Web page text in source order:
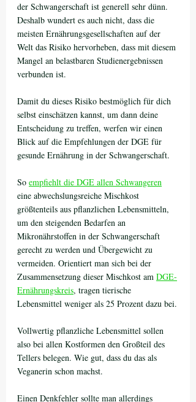
der Schwangerschaft ist generell sehr dünn.
Deshalb wundert es auch nicht, dass die
meisten Ernährungsgesellschaften auf der
Welt das Risiko hervorheben, dass mit diesem
Mangel an belastbaren Studienergebnissen
verbunden ist.
Damit du dieses Risiko bestmöglich für dich
selbst einschätzen kannst, um dann deine
Entscheidung zu treffen, werfen wir einen
Blick auf die Empfehlungen der DGE für
gesunde Ernährung in der Schwangerschaft.
So empfiehlt die DGE allen Schwangeren
eine abwechslungsreiche Mischkost
größtenteils aus pflanzlichen Lebensmitteln,
um den steigenden Bedarfen an
Mikronährstoffen in der Schwangerschaft
gerecht zu werden und Übergewicht zu
vermeiden. Orientiert man sich bei der
Zusammensetzung dieser Mischkost am DGE-
Ernährungskreis, tragen tierische
Lebensmittel weniger als 25 Prozent dazu bei.
Vollwertig pflanzliche Lebensmittel sollen
also bei allen Kostformen den Großteil des
Tellers belegen. Wie gut, dass du das als
Veganerin schon machst.
Einen Denkfehler sollte man allerdings